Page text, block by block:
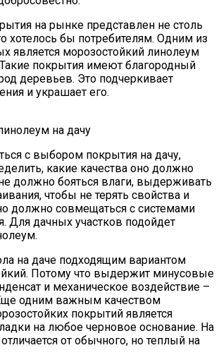
на рынке представлен не столь
хотелось бы потребителям. Одним из
является морозостойкий линолеум
покрытия имеют благородный
деревьев. Это подчеркивает
и украшает его.
на дачу
с выбором покрытия на дачу,
какие качества оно должно
должно бояться влаги, выдерживать
чтобы не терять свойства и
должно совмещаться с системами
Для дачных участков подойдет
на даче подходящим вариантом
Потому что выдержит минусовые
и механическое воздействие –
одним важным качеством
покрытий является
на любое черновое основание. На
от обычного, но теплый на